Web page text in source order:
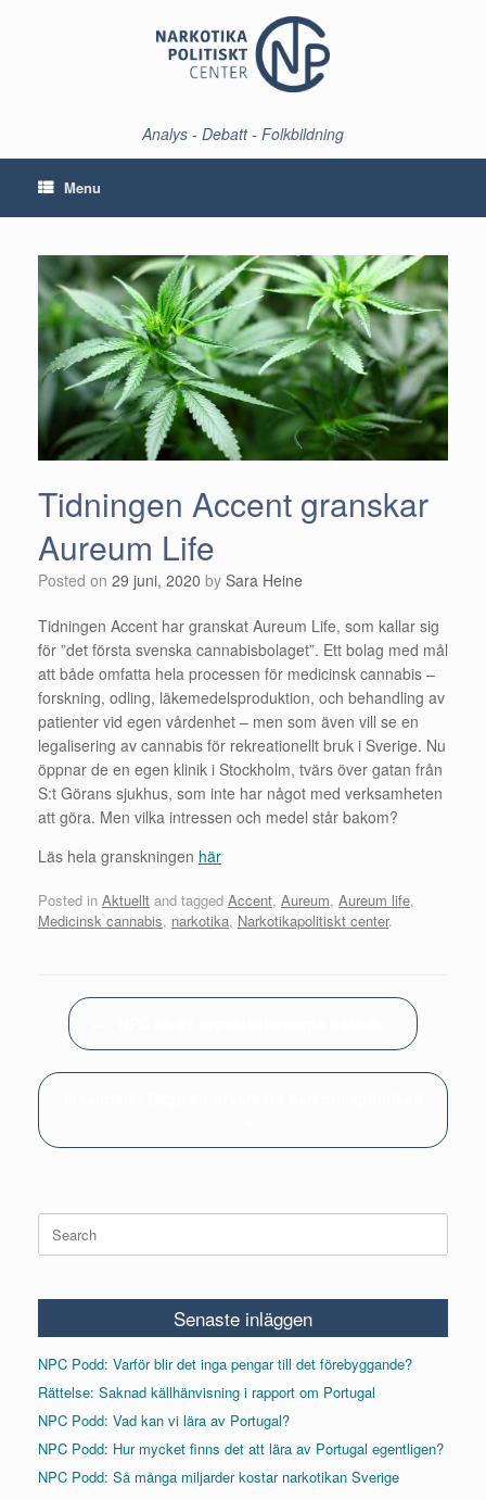
Analys - Debatt - Folkbildning
Menu
Tidningen Accent granskar
Aureum Life
Posted on 29 juni, 2020 by Sara Heine
Tidningen Accent har granskat Aureum Life, som kallar sig
för ”det första svenska cannabisbolaget”. Ett bolag med mål
att både omfatta hela processen för medicinsk cannabis –
forskning, odling, läkemedelsproduktion, och behandling av
patienter vid egen vårdenhet – men som även vill se en
legalisering av cannabis för rekreationellt bruk i Sverige. Nu
öppnar de en egen klinik i Stockholm, tvärs över gatan från
S:t Görans sjukhus, som inte har något med verksamheten
att göra. Men vilka intressen och medel står bakom?
Läs hela granskningen här
Posted in Aktuellt and tagged Accent, Aureum, Aureum life,
Medicinsk cannabis, narkotika, Narkotikapolitiskt center.
Post navigation
Search
for:
Senaste inläggen
NPC Podd: Varför blir det inga pengar till det förebyggande?
Rättelse: Saknad källhänvisning i rapport om Portugal
NPC Podd: Vad kan vi lära av Portugal?
NPC Podd: Hur mycket finns det att lära av Portugal egentligen?
NPC Podd: Så många miljarder kostar narkotikan Sverige